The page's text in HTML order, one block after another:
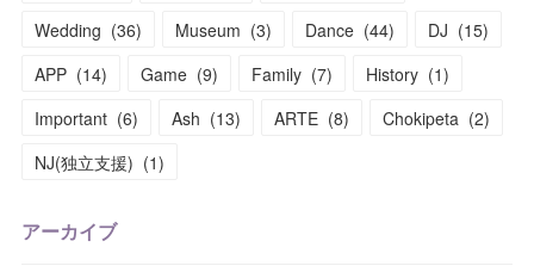
Wedding (36) Museum (3) Dance (44) DJ (15)
APP (14) Game (9) Family (7) History (1)
Important (6) Ash (13) ARTE (8) Chokipeta (2)
NJ(独立支援) (1)
アーカイブ